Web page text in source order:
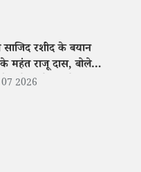
साजिद रशीद के बयान
महंत राजू दास, बोले-
वालों पर हो सख्त
2026